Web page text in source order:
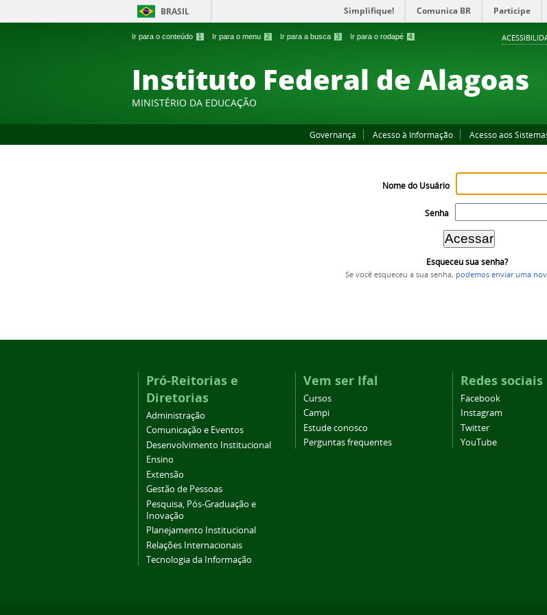
Ir para o conteúdo 1 Ir para o menu 2 Ir para a busca 3 Ir para o rodapé 4
BRASIL Simplifique! Comunica BR Participe
Instituto Federal de Alagoas
MINISTÉRIO DA EDUCAÇÃO
Governança Acesso à Informação Acesso aos
Nome do Usuário
Senha
Esqueceu sua senha?
Se você esqueceu a sua senha, podemos enviar uma
Pró-Reitorias e
Diretorias
Administração
Comunicação e Eventos
Desenvolvimento Institucional
Ensino
Extensão
Gestão de Pessoas
Pesquisa, Pós-Graduação e
Inovação
Planejamento Institucional
Relações Internacionais
Tecnologia da Informação
Vem ser Ifal
Cursos
Campi
Estude conosco
Perguntas frequentes
Redes sociais
Facebook
Instagram
Twitter
YouTube